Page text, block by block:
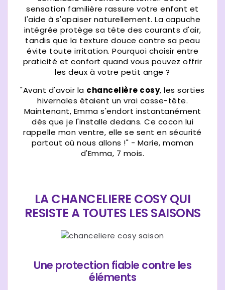
sensation familière rassure votre enfant et
l'aide à s'apaiser naturellement. La capuche
intégrée protège sa tête des courants d'air,
tandis que la texture douce contre sa peau
évite toute irritation. Pourquoi choisir entre
praticité et confort quand vous pouvez offrir
les deux à votre petit ange ?
"Avant d'avoir la chancelière cosy, les sorties
hivernales étaient un vrai casse-tête.
Maintenant, Emma s'endort instantanément
dès que je l'installe dedans. Ce cocon lui
rappelle mon ventre, elle se sent en sécurité
partout où nous allons !" - Marie, maman
d'Emma, 7 mois.
LA CHANCELIERE COSY QUI
RESISTE A TOUTES LES SAISONS
Une protection fiable contre les
éléments